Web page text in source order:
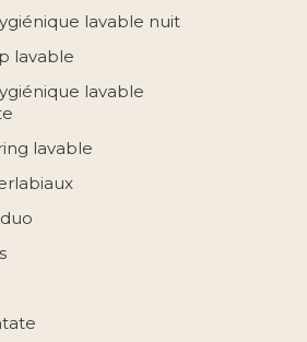
lavable nuit
lavable
lavable
lavable